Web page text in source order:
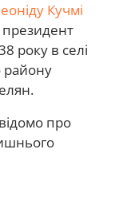
Кучмі
року в селі
району
про